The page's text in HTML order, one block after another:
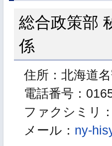
総合政策部
係
住所：北海道
電話番号：
ファクシミリ
メール： ny-